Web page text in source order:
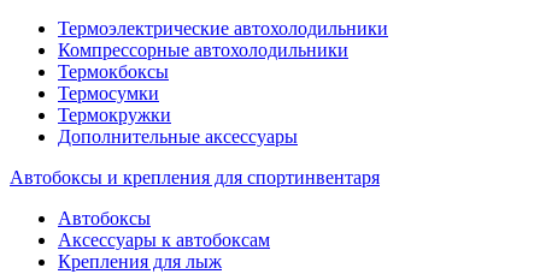
Термоэлектрические автохолодильники
Компрессорные автохолодильники
Термокбоксы
Термосумки
Термокружки
Дополнительные аксессуары
Автобоксы и крепления для спортинвентаря
Автобоксы
Аксессуары к автобоксам
Крепления для лыж